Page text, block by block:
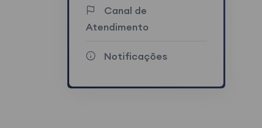
Canal de
Atendimento
Notificações